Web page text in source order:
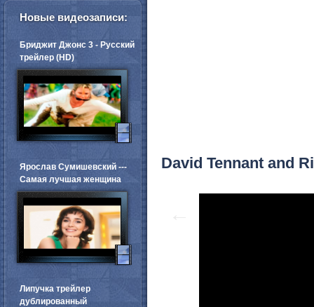
David Tennant and
Новые видеозаписи:
Бриджит Джонс 3 - Русский
трейлер (HD)
Ярослав Сумишевский ---
Самая лучшая женщина
Липучка трейлер
дублированный